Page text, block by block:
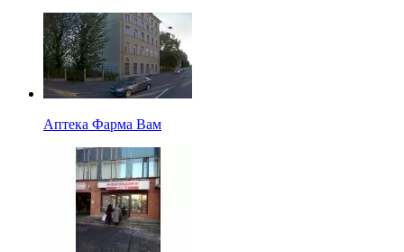
Аптека Фарма Вам